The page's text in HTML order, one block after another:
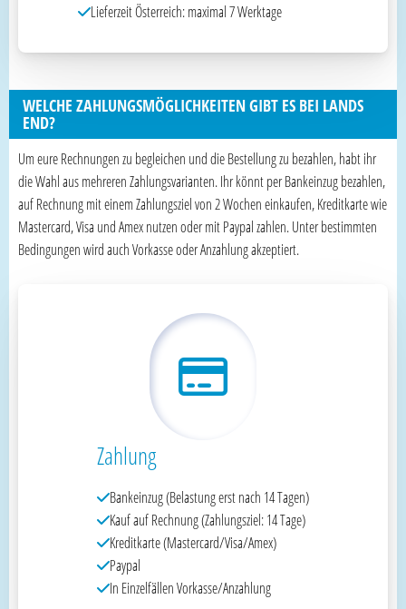
Lieferzeit Österreich: maximal 7 Werktage
WELCHE ZAHLUNGSMÖGLICHKEITEN GIBT ES BEI LANDS
END?
Um eure Rechnungen zu begleichen und die Bestellung zu bezahlen, habt ihr
die Wahl aus mehreren Zahlungsvarianten. Ihr könnt per Bankeinzug bezahlen,
auf Rechnung mit einem Zahlungsziel von 2 Wochen einkaufen, Kreditkarte wie
Mastercard, Visa und Amex nutzen oder mit Paypal zahlen. Unter bestimmten
Bedingungen wird auch Vorkasse oder Anzahlung akzeptiert.
Zahlung
Bankeinzug (Belastung erst nach 14 Tagen)
Kauf auf Rechnung (Zahlungsziel: 14 Tage)
Kreditkarte (Mastercard/Visa/Amex)
Paypal
In Einzelfällen Vorkasse/Anzahlung